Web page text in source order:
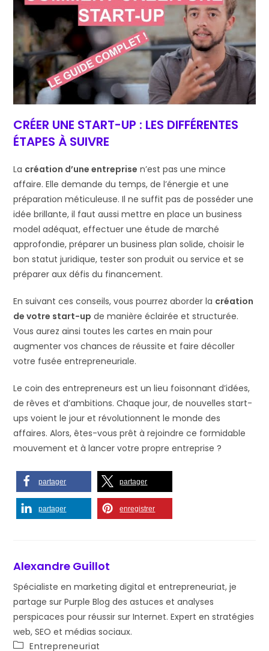
CRÉER UNE START-UP : LES DIFFÉRENTES
ÉTAPES À SUIVRE
La création d’une entreprise n’est pas une mince
affaire. Elle demande du temps, de l’énergie et une
préparation méticuleuse. Il ne suffit pas de posséder une
idée brillante, il faut aussi mettre en place un business
model adéquat, effectuer une étude de marché
approfondie, préparer un business plan solide, choisir le
bon statut juridique, tester son produit ou service et se
préparer aux défis du financement.
En suivant ces conseils, vous pourrez aborder la création
de votre start-up de manière éclairée et structurée.
Vous aurez ainsi toutes les cartes en main pour
augmenter vos chances de réussite et faire décoller
votre fusée entrepreneuriale.
Le coin des entrepreneurs est un lieu foisonnant d’idées,
de rêves et d’ambitions. Chaque jour, de nouvelles start-
ups voient le jour et révolutionnent le monde des
affaires. Alors, êtes-vous prêt à rejoindre ce formidable
mouvement et à lancer votre propre entreprise ?
partager partager
partager enregistrer
Alexandre Guillot
Spécialiste en marketing digital et entrepreneuriat, je
partage sur Purple Blog des astuces et analyses
perspicaces pour réussir sur Internet. Expert en stratégies
web, SEO et médias sociaux.
PostEntrepreneuriat